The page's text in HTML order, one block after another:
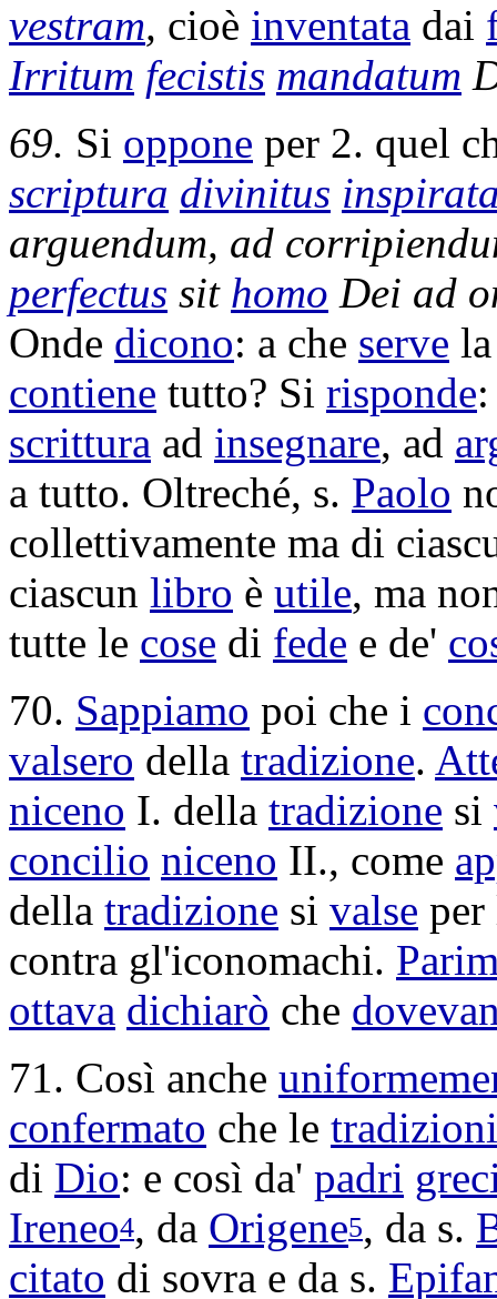
vestram, cioè inventata dai
Irritum fecistis mandatum
69. Si oppone per 2. quel
scriptura divinitus
arguendum, ad
perfectus sit homo Dei ad
Onde dicono: a che serve
contiene tutto? Si risponde
scrittura ad insegnare, ad
a tutto. Oltreché, s. Paolo
collettivamente ma di
ciascun libro è utile, ma
tutte le cose di fede e de'
70. Sappiamo poi che i
valsero della tradizione.
niceno I. della tradizione si
concilio niceno II., come
della tradizione si valse
contra gl'iconomachi.
ottava dichiarò che
71. Così anche
confermato che le tradizioni
di Dio: e così da' padri
Ireneo4, da Origene5, da s.
citato di sovra e da s.